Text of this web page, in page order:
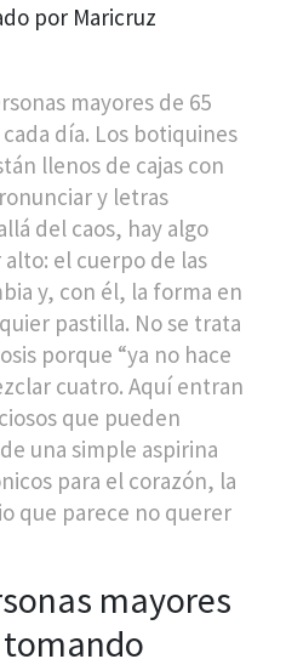
por Maricruz
mayores de 65
día. Los botiquines
llenos de cajas con
y letras
del caos, hay algo
el cuerpo de las
y, con él, la forma en
pastilla. No se trata
porque “ya no hace
cuatro. Aquí entran
que pueden
una simple aspirina
para el corazón, la
que parece no querer
mayores